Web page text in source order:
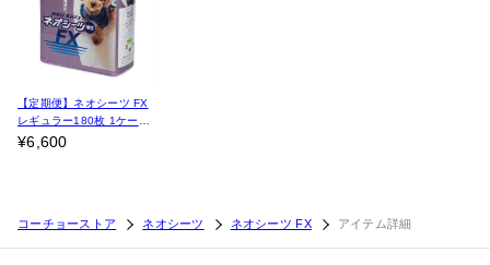
コーチョーストア ネオシーツ ネオシーツ FX アイテム詳細
【定期便】ネオシーツ FX
レギュラー180枚 1ケース
（4パック入）
¥6,600